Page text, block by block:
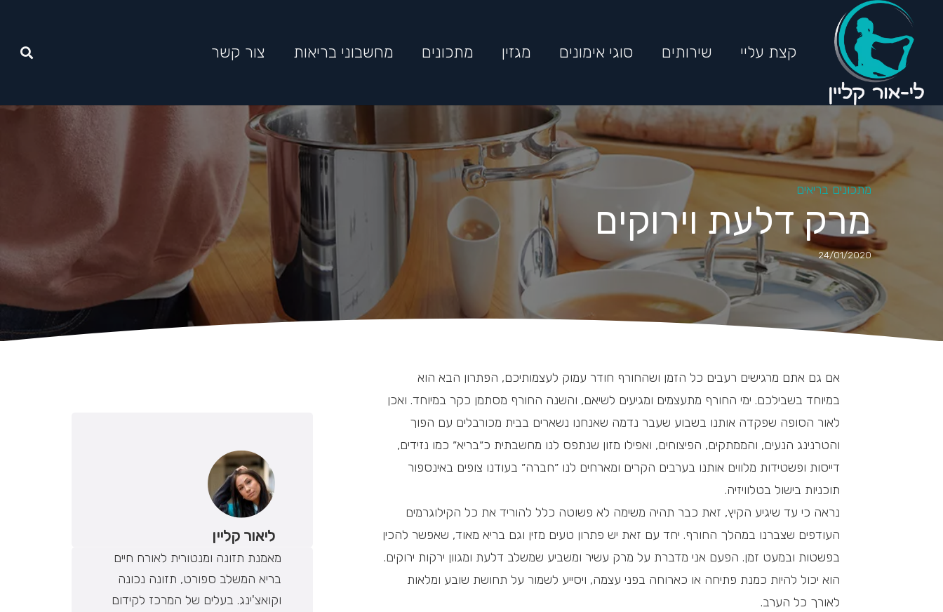
קצת עליי שירותים סוגי אימונים מגזין מתכונים מחשבוני בריאות צור קשר
מתכונים בריאים
מרק דלעת וירוקים
24/01/2020
אם גם אתם מרגישים רעבים כל הזמן ושהחורף חודר עמוק לעצמותיכם, הפתרון הבא הוא
במיוחד בשבילכם. ימי החורף מתעצמים ומגיעים לשיאם, והשנה החורף מסתמן כקר במיוחד. ואכן
לאור הסופה שפקדה אותנו בשבוע שעבר נדמה שאנחנו נשארים בבית מכורבלים עם הפוך
והטרנינג הנעים, והממתקים, הפיצוחים, ואפילו מזון שנתפס לנו מחשבתית כ״בריא״ כמו נזידים,
דייסות ופשטידות מלווים אותנו בערבים הקרים ומארחים לנו ״חברה״ בעודנו צופים באינספור
תוכניות בישול בטלוויזיה.
נראה כי עד שיגיע הקיץ, זאת כבר תהיה משימה לא פשוטה כלל להוריד את כל הקילוגרמים
העודפים שצברנו במהלך החורף. יחד עם זאת יש פתרון טעים מזין וגם בריא מאוד, שאפשר להכין
בפשטות ובמעט זמן. הפעם אני מדברת על מרק עשיר ומשביע שמשלב דלעת ומגוון ירקות ירוקים.
הוא יכול להיות כמנת פתיחה או כארוחה בפני עצמה, ויסייע לשמור על תחושת שובע ומלאות
לאורך כל הערב.
ליאור קליין
מאמנת תזונה ומנטורית לאורח חיים
בריא המשלב ספורט, תזונה נכונה
וקואצ'ינג. בעלים של המרכז לקידום